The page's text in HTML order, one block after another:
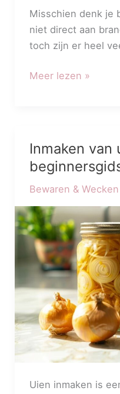
Misschien denk je
niet direct aan
toch zijn er heel
Meer lezen »
Inmaken van
Bewaren & Wecken
Uien inmaken is
Inmaken
van
de
ultieme
beginnersgids